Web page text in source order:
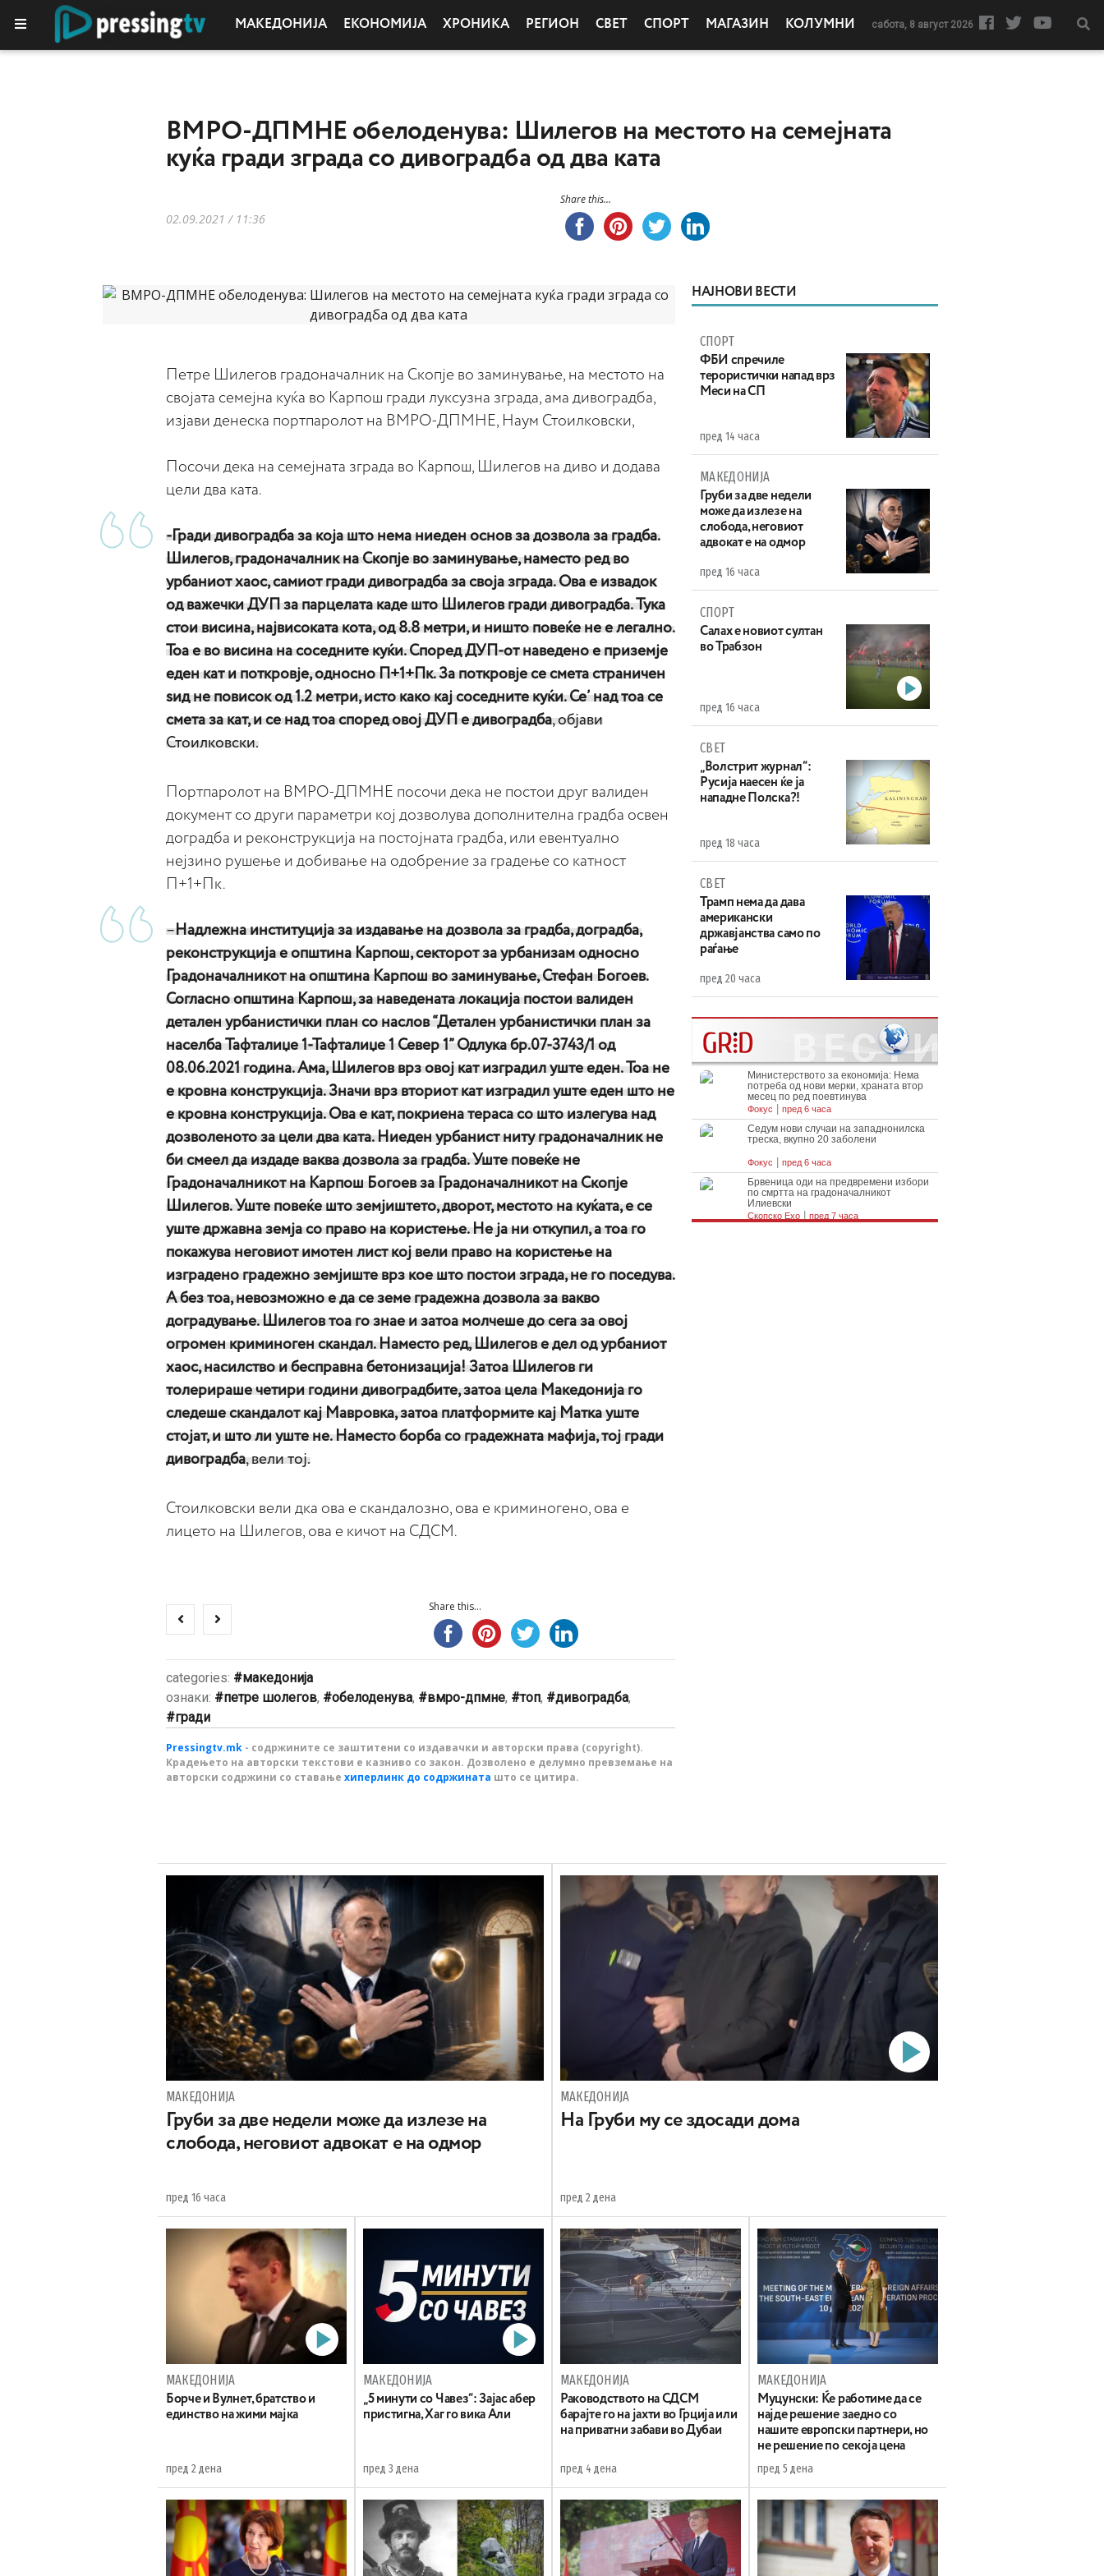
МАКЕДОНИЈА ЕКОНОМИЈА ХРОНИКА РЕГИОН СВЕТ СПОРТ МАГАЗИН КОЛУМНИ сабота, 8 август 2026
ВМРО-ДПМНЕ обелоденува: Шилегов на местото на семејната
куќа гради зграда со дивоградба од два ката
02.09.2021 / 11:36
Share this...
Петре Шилегов градоначалник на Скопје во заминување, на местото на
својата семејна куќа во Карпош гради луксузна зграда, ама дивоградба,
изјави денеска портпаролот на ВМРО-ДПМНЕ, Наум Стоилковски,
Посочи дека на семејната зграда во Карпош, Шилегов на диво и додава
цели два ката.
-Гради дивоградба за која што нема ниеден основ за дозвола за градба.
Шилегов, градоначалник на Скопје во заминување, наместо ред во
урбаниот хаос, самиот гради дивоградба за своја зграда. Ова е извадок
од важечки ДУП за парцелата каде што Шилегов гради дивоградба. Тука
стои висина, највисоката кота, од 8.8 метри, и ништо повеќе не е легално.
Тоа е во висина на соседните куќи. Според ДУП-от наведено е приземје
еден кат и поткровје, односно П+1+Пк. За поткровје се смета страничен
ѕид не повисок од 1.2 метри, исто како кај соседните куќи. Се’ над тоа се
смета за кат, и се над тоа според овој ДУП е дивоградба, објави
Стоилковски.
Портпаролот на ВМРО-ДПМНЕ посочи дека не постои друг валиден
документ со други параметри кој дозволува дополнителна градба освен
доградба и реконструкција на постојната градба, или евентуално
нејзино рушење и добивање на одобрение за градење со катност
П+1+Пк.
–Надлежна институција за издавање на дозвола за градба, доградба,
реконструкција е општина Карпош, секторот за урбанизам односно
Градоначалникот на општина Карпош во заминување, Стефан Богоев.
Согласно општина Карпош, за наведената локација постои валиден
детален урбанистички план со наслов “Детален урбанистички план за
населба Тафталиџе 1-Тафталиџе 1 Север 1” Одлука бр.07-3743/1 од
08.06.2021 година. Ама, Шилегов врз овој кат изградил уште еден. Тоа не
е кровна конструкција. Значи врз вториот кат изградил уште еден што не
е кровна конструкција. Ова е кат, покриена тераса со што излегува над
дозволеното за цели два ката. Ниеден урбанист ниту градоначалник не
би смеел да издаде ваква дозвола за градба. Уште повеќе не
Градоначалникот на Карпош Богоев за Градоначалникот на Скопје
Шилегов. Уште повеќе што земјиштето, дворот, местото на куќата, е се
уште државна земја со право на користење. Не ја ни откупил, а тоа го
покажува неговиот имотен лист кој вели право на користење на
изградено градежно земјиште врз кое што постои зграда, не го поседува.
А без тоа, невозможно е да се земе градежна дозвола за вакво
доградување. Шилегов тоа го знае и затоа молчеше до сега за овој
огромен криминоген скандал. Наместо ред, Шилегов е дел од урбаниот
хаос, насилство и бесправна бетонизација! Затоа Шилегов ги
толерираше четири години дивоградбите, затоа цела Македонија го
следеше скандалот кај Мавровка, затоа платформите кај Матка уште
стојат, и што ли уште не. Наместо борба со градежната мафија, тој гради
дивоградба, вели тој.
Стоилковски вели дка ова е скандалозно, ова е криминогено, ова е
лицето на Шилегов, ова е кичот на СДСМ.
Share this...
categories:
македонија
ознаки:
петре шолегов, обелоденува, вмро-дпмне, топ, дивоградба,
гради
Pressingtv.mk - содржините се заштитени со издавачки и авторски права (copyright).
Крадењето на авторски текстови е казниво со закон. Дозволено е делумно превземање на
авторски содржини со ставање хиперлинк до содржината што се цитира.
НАЈНОВИ ВЕСТИ
СПОРТ
ФБИ спречиле
терористички напад врз
Меси на СП
пред 14 часа
МАКЕДОНИЈА
Груби за две недели
може да излезе на
слобода, неговиот
адвокат е на одмор
пред 16 часа
СПОРТ
Салах е новиот султан
во Трабзон
пред 16 часа
СВЕТ
„Волстрит журнал“:
Русија наесен ќе ја
нападне Полска?!
пред 18 часа
СВЕТ
Трамп нема да дава
американски
државјанства само по
раѓање
пред 20 часа
МАКЕДОНИЈА
Груби за две недели може да излезе на
слобода, неговиот адвокат е на одмор
пред 16 часа
МАКЕДОНИЈА
На Груби му се здосади дома
пред 2 дена
МАКЕДОНИЈА
Борче и Вулнет, братство и
единство на жими мајка
пред 2 дена
МАКЕДОНИЈА
„5 минути со Чавез“: Зајас абер
пристигна, Хаг го вика Али
пред 3 дена
МАКЕДОНИЈА
Раководството на СДСМ
барајте го на јахти во Грција или
на приватни забави во Дубаи
пред 4 дена
МАКЕДОНИЈА
Муцунски: Ќе работиме да се
најде решение заедно со
нашите европски партнери, но
не решение по секоја цена
пред 5 дена